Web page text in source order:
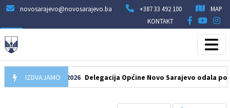
novosarajevo@novosarajevo.ba +387 33 492 100
MAP
KONTAKT
IZDVAJAMO
07.08.2026 Delegacija Općine Novo Sarajevo odala počast